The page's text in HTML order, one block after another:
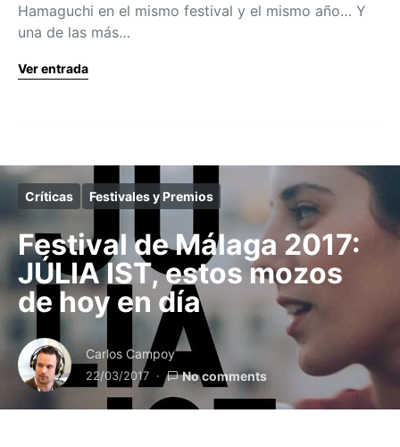
Hamaguchi en el mismo festival y el mismo año… Y
una de las más…
Ver entrada
Críticas Festivales y Premios
Festival de Málaga 2017:
JÚLIA IST, estos mozos
de hoy en día
Carlos Campoy
22/03/2017 No comments